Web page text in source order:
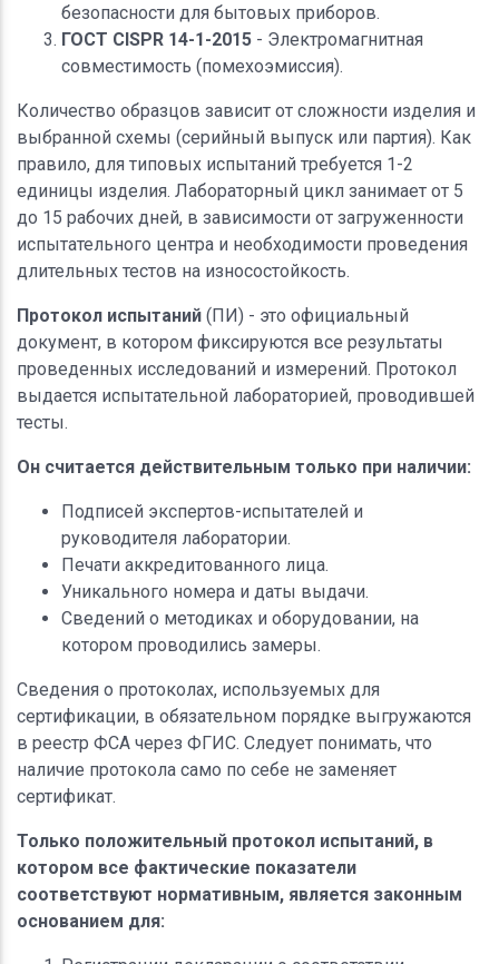
безопасности для бытовых приборов.
ГОСТ CISPR 14-1-2015 - Электромагнитная
совместимость (помехоэмиссия).
Количество образцов зависит от сложности изделия и
выбранной схемы (серийный выпуск или партия). Как
правило, для типовых испытаний требуется 1-2
единицы изделия. Лабораторный цикл занимает от 5
до 15 рабочих дней, в зависимости от загруженности
испытательного центра и необходимости проведения
длительных тестов на износостойкость.
Протокол испытаний (ПИ) - это официальный
документ, в котором фиксируются все результаты
проведенных исследований и измерений. Протокол
выдается испытательной лабораторией, проводившей
тесты.
Он считается действительным только при наличии:
Подписей экспертов-испытателей и
руководителя лаборатории.
Печати аккредитованного лица.
Уникального номера и даты выдачи.
Сведений о методиках и оборудовании, на
котором проводились замеры.
Сведения о протоколах, используемых для
сертификации, в обязательном порядке выгружаются
в реестр ФСА через ФГИС. Следует понимать, что
наличие протокола само по себе не заменяет
сертификат.
Только положительный протокол испытаний, в
котором все фактические показатели
соответствуют нормативным, является законным
основанием для: